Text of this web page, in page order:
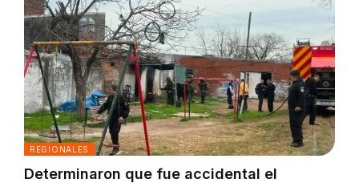
REGIONALES
Determinaron que fue accidental el